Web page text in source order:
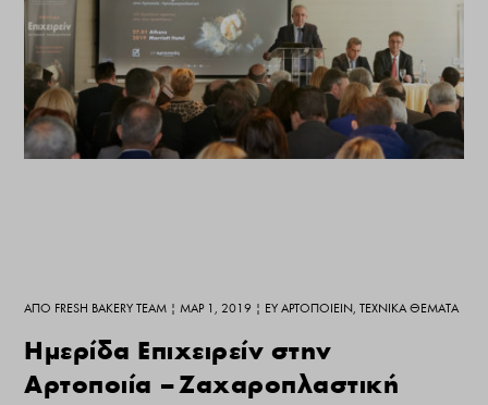
ΑΠΌ FRESH BAKERY TEAM |ΜΑΡ 1, 2019 | ΕΥ ΑΡΤΟΠΟΙΕΊΝ,ΤΕΧΝΙΚΆ ΘΈΜΑΤΑ
Ημερίδα Επιχειρείν στην
Αρτοποιία – Ζαχαροπλαστική